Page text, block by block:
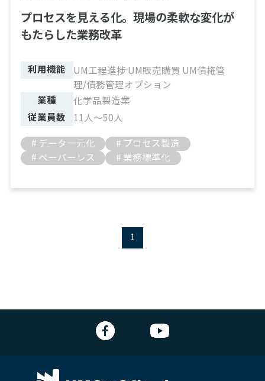
プロセスを見える化。現場の柔軟な変化が
もたらした業務改革
利用機能
UM工程進捗 UM販売購買 UM債権管
理/債務管理オプション
業種
化学品製造業
従業員数
11人～50人
# データ一元化
# プロセス製造
# ペーパーレス
# 業務標準化
1